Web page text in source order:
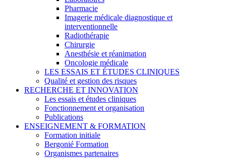
Pharmacie
Imagerie médicale diagnostique et
interventionnelle
Radiothérapie
Chirurgie
Anesthésie et réanimation
Oncologie médicale
LES ESSAIS ET ÉTUDES CLINIQUES
Qualité et gestion des risques
RECHERCHE ET INNOVATION
Les essais et études cliniques
Fonctionnement et organisation
Publications
ENSEIGNEMENT & FORMATION
Formation initiale
Bergonié Formation
Organismes partenaires